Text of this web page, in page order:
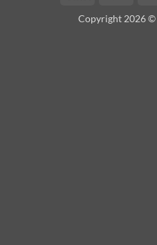
Copyright 2026 ©